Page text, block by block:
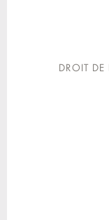
DROIT DE